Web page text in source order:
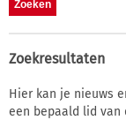
Zoekresultaten
Hier kan je nieuws
een bepaald lid van